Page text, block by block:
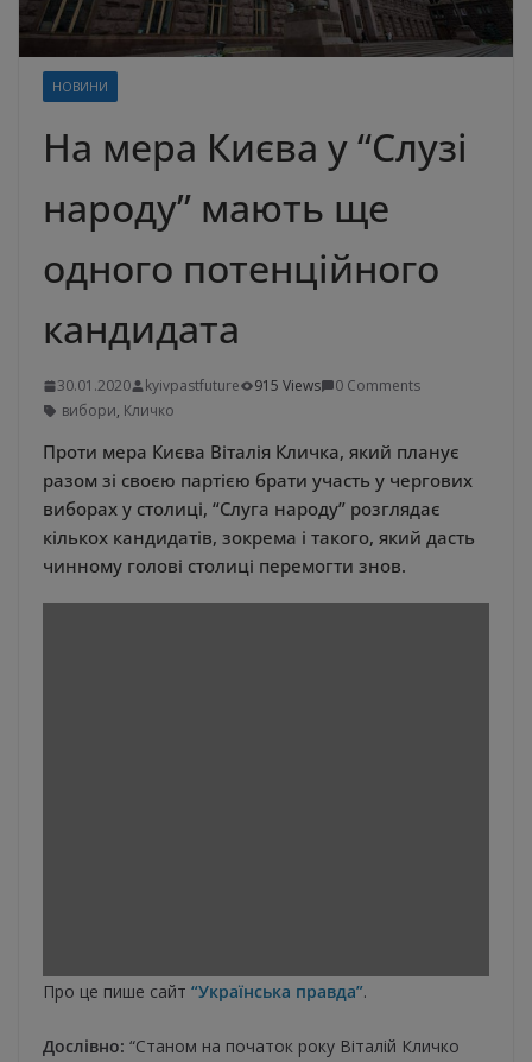
НОВИНИ
На мера Києва у “Слузі
народу” мають ще
одного потенційного
кандидата
30.01.2020 kyivpastfuture 915 Views
0 Comments
вибори, Кличко
Проти мера Києва Віталія Кличка, який планує
разом зі своєю партією брати участь у чергових
виборах у столиці, “Слуга народу” розглядає
кількох кандидатів, зокрема і такого, який дасть
чинному голові столиці перемогти знов.
Про це пише сайт “Українська правда”.
Дослівно: “Станом на початок року Віталій Кличко